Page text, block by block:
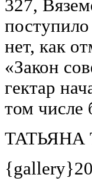
327,
нет, как
«Закон
гектар
том числе
ТАТЬЯНА